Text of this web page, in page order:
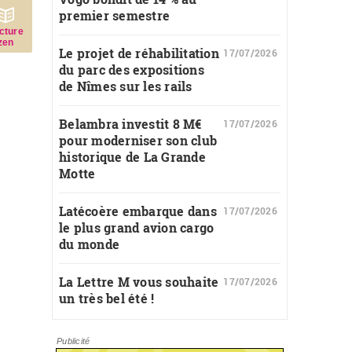
premier semestre
Le projet de réhabilitation
du parc des expositions
de Nîmes sur les rails
17/07/2026
Belambra investit 8 M€
pour moderniser son club
historique de La Grande
Motte
17/07/2026
Latécoère embarque dans
le plus grand avion cargo
du monde
17/07/2026
La Lettre M vous souhaite
un très bel été !
17/07/2026
Publicité